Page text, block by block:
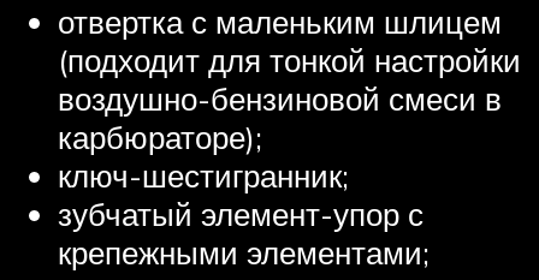
отвертка с маленьким шлицем
(подходит для тонкой настройки
воздушно-бензиновой смеси в
карбюраторе);
ключ-шестигранник;
зубчатый элемент-упор с
крепежными элементами;